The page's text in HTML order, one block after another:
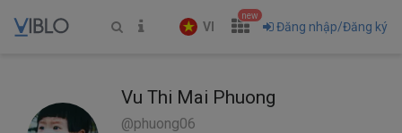
VI
new
Đăng nhập/Đăng ký
Vu Thi Mai Phuong
@phuong06